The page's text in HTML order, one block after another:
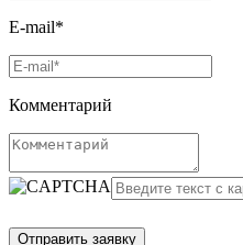
E-mail*
Комментарий